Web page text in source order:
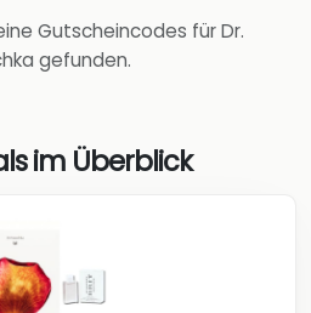
Gutscheincodes für Dr.
gefunden.
im Überblick